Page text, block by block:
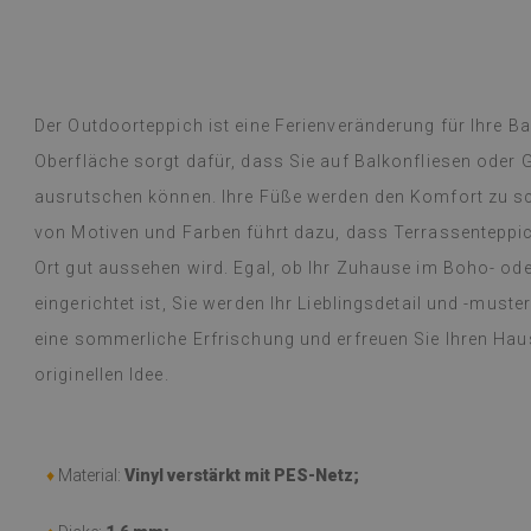
Der Outdoorteppich ist eine Ferienveränderung für Ihre
Oberfläche sorgt dafür, dass Sie auf Balkonfliesen oder
ausrutschen können. Ihre Füße werden den Komfort zu
von Motiven und Farben führt dazu, dass
Ort gut aussehen wird. Egal, ob Ihr Zuhause im Boho-
eingerichtet ist, Sie werden Ihr Lieblingsdetail und -
eine sommerliche Erfrischung und erfreuen Sie Ihren
originellen Idee.
♦ Material: Vinyl verstärkt mit PES-Netz;
beschrieben,
mühelos, und
begeistert und
dünne Folie
einer Woche,
dem Gasherd
Probleme
werden oder
vor 1 Jahr